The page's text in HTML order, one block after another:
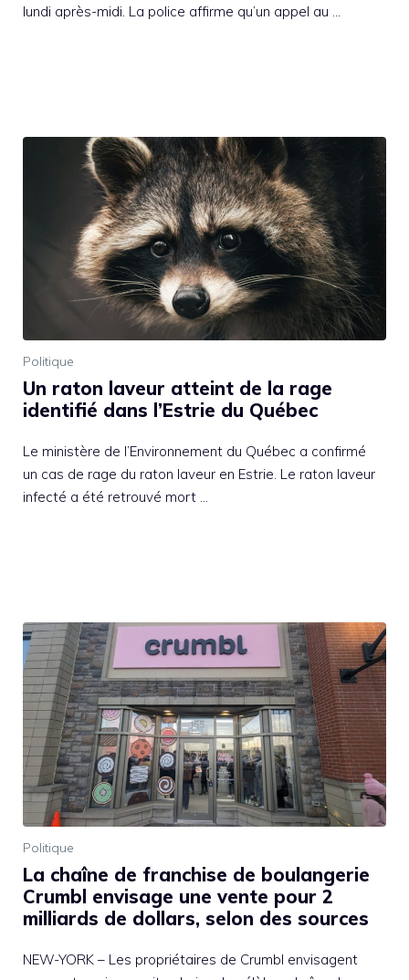
lundi après-midi. La police affirme qu’un appel au …
Politique
Un raton laveur atteint de la rage
identifié dans l’Estrie du Québec
Le ministère de l’Environnement du Québec a confirmé
un cas de rage du raton laveur en Estrie. Le raton laveur
infecté a été retrouvé mort …
Politique
La chaîne de franchise de boulangerie
Crumbl envisage une vente pour 2
milliards de dollars, selon des sources
NEW-YORK – Les propriétaires de Crumbl envisagent